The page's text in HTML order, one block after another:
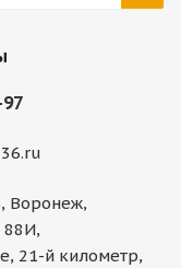
97
Воронеж,
88И,
21-й километр,